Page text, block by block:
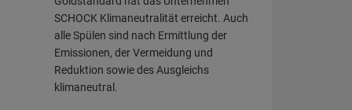
SCHOCK Klimaneutralität erreicht. Auch
alle Spülen sind nach Ermittlung der
Emissionen, der Vermeidung und
Reduktion sowie des Ausgleichs
klimaneutral.